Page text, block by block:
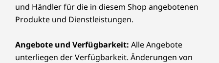
und Händler für die in diesem Shop angebotenen
Produkte und Dienstleistungen.
Angebote und Verfügbarkeit: Alle Angebote
unterliegen der Verfügbarkeit. Änderungen von